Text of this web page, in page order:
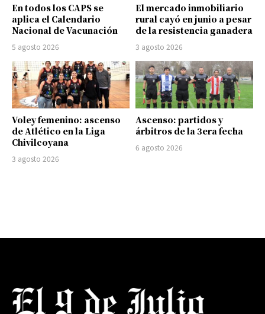
En todos los CAPS se
aplica el Calendario
Nacional de Vacunación
5 agosto 2026
El mercado inmobiliario
rural cayó en junio a pesar
de la resistencia ganadera
3 agosto 2026
Voley femenino: ascenso
de Atlético en la Liga
Chivilcoyana
3 agosto 2026
Ascenso: partidos y
árbitros de la 3era fecha
6 agosto 2026